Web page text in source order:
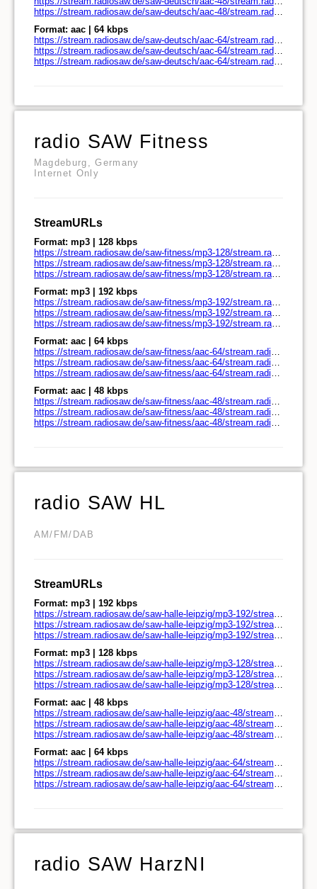
https://stream.radiosaw.de/saw-deutsch/aac-48/stream.radiosaw.de/play.m3u
Format: aac | 64 kbps
https://stream.radiosaw.de/saw-deutsch/aac-64/stream.radiosaw.de/
https://stream.radiosaw.de/saw-deutsch/aac-64/stream.radiosaw.de/play.pls
https://stream.radiosaw.de/saw-deutsch/aac-64/stream.radiosaw.de/play.m3u
radio SAW Fitness
Magdeburg, Germany
Internet Only
StreamURLs
Format: mp3 | 128 kbps
https://stream.radiosaw.de/saw-fitness/mp3-128/stream.radiosaw.de/
https://stream.radiosaw.de/saw-fitness/mp3-128/stream.radiosaw.de/play.pls
https://stream.radiosaw.de/saw-fitness/mp3-128/stream.radiosaw.de/play.m3u
Format: mp3 | 192 kbps
https://stream.radiosaw.de/saw-fitness/mp3-192/stream.radiosaw.de/
https://stream.radiosaw.de/saw-fitness/mp3-192/stream.radiosaw.de/play.pls
https://stream.radiosaw.de/saw-fitness/mp3-192/stream.radiosaw.de/play.m3u
Format: aac | 64 kbps
https://stream.radiosaw.de/saw-fitness/aac-64/stream.radiosaw.de/
https://stream.radiosaw.de/saw-fitness/aac-64/stream.radiosaw.de/play.pls
https://stream.radiosaw.de/saw-fitness/aac-64/stream.radiosaw.de/play.m3u
Format: aac | 48 kbps
https://stream.radiosaw.de/saw-fitness/aac-48/stream.radiosaw.de/
https://stream.radiosaw.de/saw-fitness/aac-48/stream.radiosaw.de/play.pls
https://stream.radiosaw.de/saw-fitness/aac-48/stream.radiosaw.de/play.m3u
radio SAW HL
AM/FM/DAB
StreamURLs
Format: mp3 | 192 kbps
https://stream.radiosaw.de/saw-halle-leipzig/mp3-192/stream.radiosaw.de/
https://stream.radiosaw.de/saw-halle-leipzig/mp3-192/stream.radiosaw.de/play.pls
https://stream.radiosaw.de/saw-halle-leipzig/mp3-192/stream.radiosaw.de/play.m3u
Format: mp3 | 128 kbps
https://stream.radiosaw.de/saw-halle-leipzig/mp3-128/stream.radiosaw.de/
https://stream.radiosaw.de/saw-halle-leipzig/mp3-128/stream.radiosaw.de/play.pls
https://stream.radiosaw.de/saw-halle-leipzig/mp3-128/stream.radiosaw.de/play.m3u
Format: aac | 48 kbps
https://stream.radiosaw.de/saw-halle-leipzig/aac-48/stream.radiosaw.de/
https://stream.radiosaw.de/saw-halle-leipzig/aac-48/stream.radiosaw.de/play.pls
https://stream.radiosaw.de/saw-halle-leipzig/aac-48/stream.radiosaw.de/play.m3u
Format: aac | 64 kbps
https://stream.radiosaw.de/saw-halle-leipzig/aac-64/stream.radiosaw.de/
https://stream.radiosaw.de/saw-halle-leipzig/aac-64/stream.radiosaw.de/play.pls
https://stream.radiosaw.de/saw-halle-leipzig/aac-64/stream.radiosaw.de/play.m3u
radio SAW HarzNI